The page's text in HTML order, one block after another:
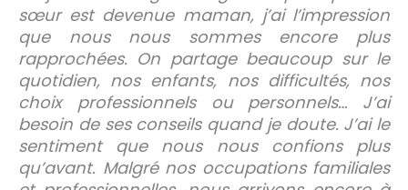
sœur est devenue maman, j’ai l’impression
que nous nous sommes encore plus
rapprochées. On partage beaucoup sur le
quotidien, nos enfants, nos difficultés, nos
choix professionnels ou personnels… J’ai
besoin de ses conseils quand je doute. J’ai le
sentiment que nous nous confions plus
qu’avant. Malgré nos occupations familiales